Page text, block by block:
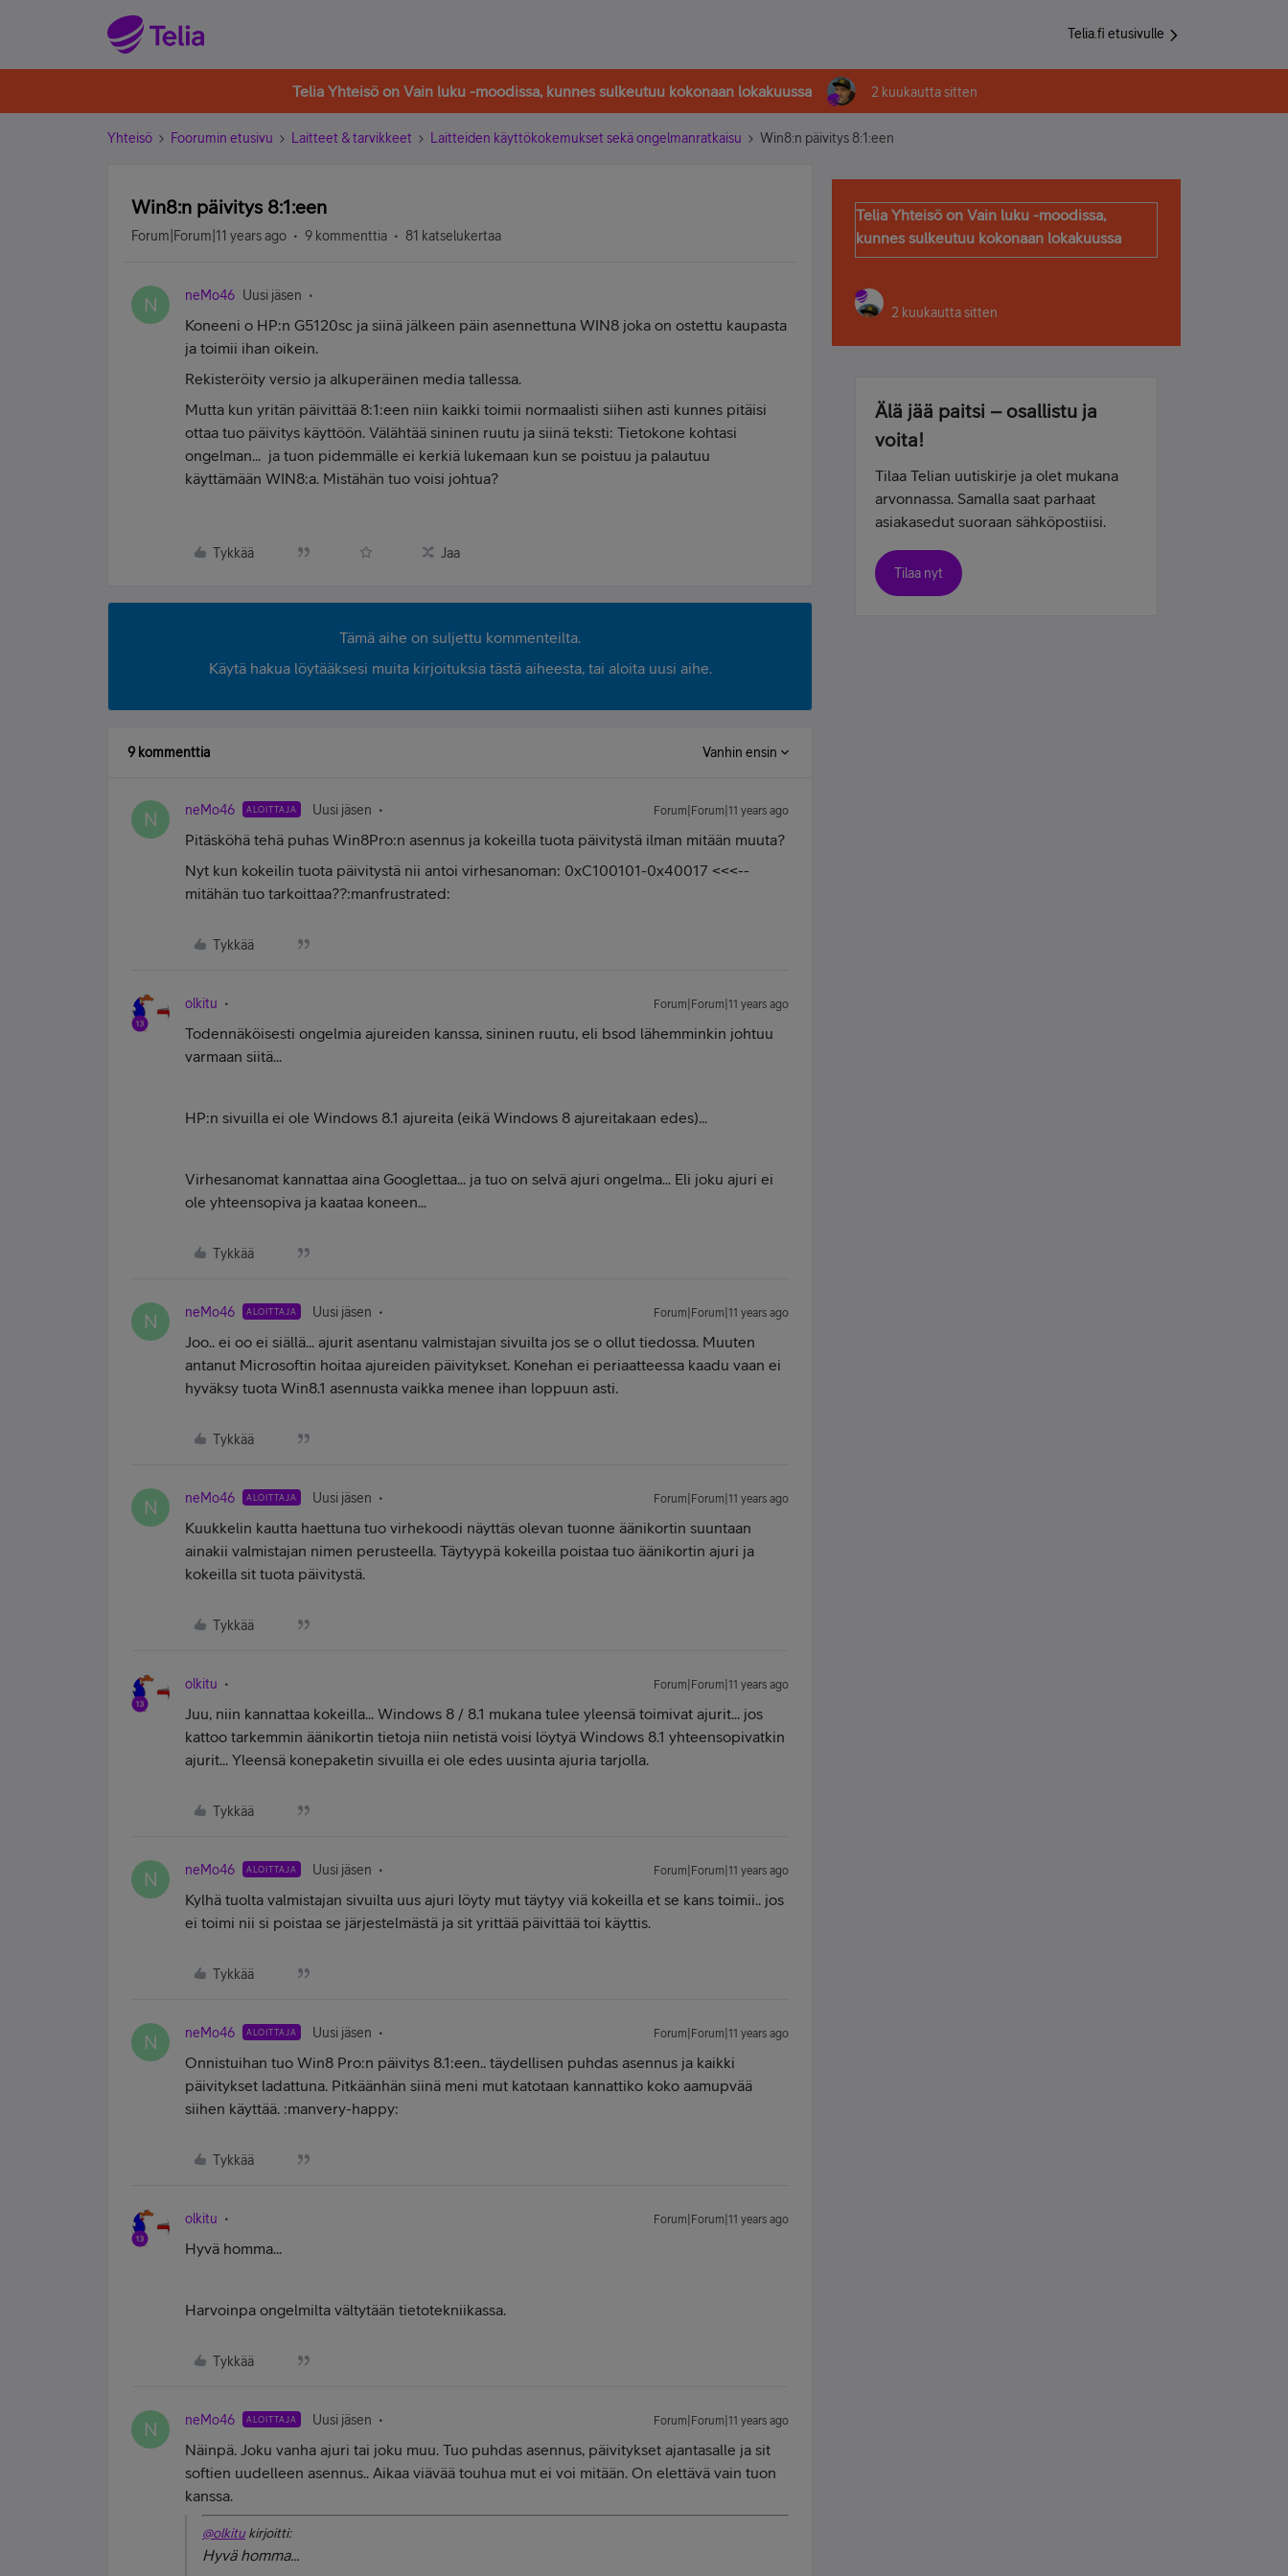
Telia.fi etusivulle
Telia Yhteisö on Vain luku -moodissa, kunnes sulkeutuu kokonaan lokakuussa 2 kuukautta sitten
Yhteisö Foorumin etusivu Laitteet & tarvikkeet Laitteiden käyttökokemukset sekä ongelmanratkaisu Win8:n päivitys 8:1:een
Win8:n päivitys 8:1:een
Forum|Forum|11 years ago 9 kommenttia 81 katselukertaa
N neMo46 Uusi jäsen
Koneeni o HP:n G5120sc ja siinä jälkeen päin asennettuna WIN8 joka on ostettu kaupasta
ja toimii ihan oikein.
Rekisteröity versio ja alkuperäinen media tallessa.
Mutta kun yritän päivittää 8:1:een niin kaikki toimii normaalisti siihen asti kunnes pitäisi
ottaa tuo päivitys käyttöön. Välähtää sininen ruutu ja siinä teksti: Tietokone kohtasi
ongelman... ja tuon pidemmälle ei kerkiä lukemaan kun se poistuu ja palautuu
käyttämään WIN8:a. Mistähän tuo voisi johtua?
Tykkää Jaa
Tämä aihe on suljettu kommenteilta.
Käytä hakua löytääksesi muita kirjoituksia tästä aiheesta, tai aloita uusi aihe.
9 kommenttia Vanhin ensin
N neMo46 ALOITTAJA Uusi jäsen Forum|Forum|11 years ago
Pitäsköhä tehä puhas Win8Pro:n asennus ja kokeilla tuota päivitystä ilman mitään muuta?
Nyt kun kokeilin tuota päivitystä nii antoi virhesanoman: 0xC100101-0x40017 <<<--
mitähän tuo tarkoittaa??:manfrustrated:
Tykkää
olkitu Forum|Forum|11 years ago
Todennäköisesti ongelmia ajureiden kanssa, sininen ruutu, eli bsod lähemminkin johtuu
varmaan siitä...
HP:n sivuilla ei ole Windows 8.1 ajureita (eikä Windows 8 ajureitakaan edes)...
Virhesanomat kannattaa aina Googlettaa... ja tuo on selvä ajuri ongelma... Eli joku ajuri ei
ole yhteensopiva ja kaataa koneen...
Tykkää
N neMo46 ALOITTAJA Uusi jäsen Forum|Forum|11 years ago
Joo.. ei oo ei siällä... ajurit asentanu valmistajan sivuilta jos se o ollut tiedossa. Muuten
antanut Microsoftin hoitaa ajureiden päivitykset. Konehan ei periaatteessa kaadu vaan ei
hyväksy tuota Win8.1 asennusta vaikka menee ihan loppuun asti.
Tykkää
N neMo46 ALOITTAJA Uusi jäsen Forum|Forum|11 years ago
Kuukkelin kautta haettuna tuo virhekoodi näyttäs olevan tuonne äänikortin suuntaan
ainakii valmistajan nimen perusteella. Täytyypä kokeilla poistaa tuo äänikortin ajuri ja
kokeilla sit tuota päivitystä.
Tykkää
olkitu Forum|Forum|11 years ago
Juu, niin kannattaa kokeilla... Windows 8 / 8.1 mukana tulee yleensä toimivat ajurit... jos
kattoo tarkemmin äänikortin tietoja niin netistä voisi löytyä Windows 8.1 yhteensopivatkin
ajurit... Yleensä konepaketin sivuilla ei ole edes uusinta ajuria tarjolla.
Tykkää
N neMo46 ALOITTAJA Uusi jäsen Forum|Forum|11 years ago
Kylhä tuolta valmistajan sivuilta uus ajuri löyty mut täytyy viä kokeilla et se kans toimii.. jos
ei toimi nii si poistaa se järjestelmästä ja sit yrittää päivittää toi käyttis.
Tykkää
N neMo46 ALOITTAJA Uusi jäsen Forum|Forum|11 years ago
Onnistuihan tuo Win8 Pro:n päivitys 8.1:een.. täydellisen puhdas asennus ja kaikki
päivitykset ladattuna. Pitkäänhän siinä meni mut katotaan kannattiko koko aamupvää
siihen käyttää. :manvery-happy:
Tykkää
olkitu Forum|Forum|11 years ago
Hyvä homma...
Harvoinpa ongelmilta vältytään tietotekniikassa.
Tykkää
N neMo46 ALOITTAJA Uusi jäsen Forum|Forum|11 years ago
Näinpä. Joku vanha ajuri tai joku muu. Tuo puhdas asennus, päivitykset ajantasalle ja sit
softien uudelleen asennus.. Aikaa viävää touhua mut ei voi mitään. On elettävä vain tuon
kanssa.
@olkitukirjoitti:
Hyvä homma...
Telia Yhteisö on Vain luku -moodissa,
kunnes sulkeutuu kokonaan lokakuussa
2 kuukautta sitten
Älä jää paitsi – osallistu ja
voita!
Tilaa Telian uutiskirje ja olet mukana
arvonnassa. Samalla saat parhaat
asiakasedut suoraan sähköpostiisi.
Tilaa nyt